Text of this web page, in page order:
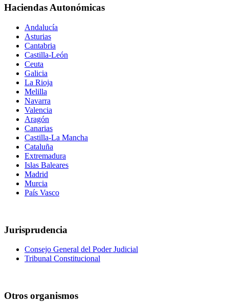
Haciendas Autonómicas
Andalucía
Asturias
Cantabria
Castilla-León
Ceuta
Galicia
La Rioja
Melilla
Navarra
Valencia
Aragón
Canarias
Castilla-La Mancha
Cataluña
Extremadura
Islas Baleares
Madrid
Murcia
País Vasco
Jurisprudencia
Consejo General del Poder Judicial
Tribunal Constitucional
Otros organismos